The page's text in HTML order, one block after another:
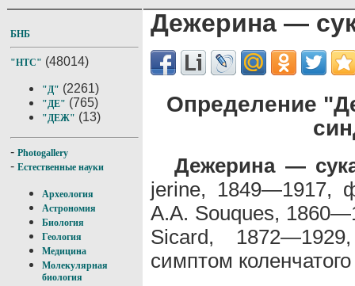
БНБ
"НТС" (48014)
"Д" (2261)
"ДЕ" (765)
"ДЕЖ" (13)
- Photogallery
- Естественные науки
Археология
Астрономия
Биология
Геология
Медицина
Молекулярная
биология
Дежерина —
Определение
Дежерина —
jerine, 1849—1917,
A.A. Souques,
Sicard,
симптом